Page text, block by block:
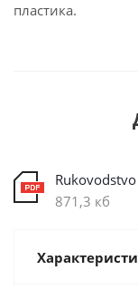
пластика.
871,3 кб